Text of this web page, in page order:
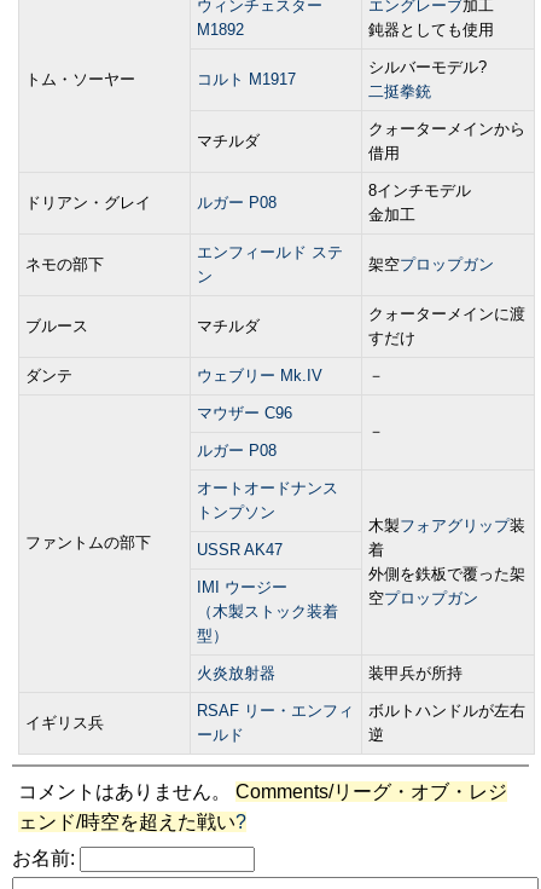
トム・ソーヤー
ウィンチェスター
M1892
エングレーブ加工
鈍器としても使用
コルト M1917
シルバーモデル?
二挺拳銃
マチルダ
クォーターメインから
借用
ドリアン・グレイ ルガー P08
8インチモデル
金加工
ネモの部下
エンフィールド ステ
ン
架空プロップガン
ブルース マチルダ
クォーターメインに渡
すだけ
ダンテ ウェブリー Mk.IV －
ファントムの部下
マウザー C96
－
ルガー P08
オートオードナンス
トンプソン
木製フォアグリップ装
着
外側を鉄板で覆った架
空プロップガン
USSR AK47
IMI ウージー
（木製ストック装着
型）
火炎放射器 装甲兵が所持
イギリス兵
RSAF リー・エンフィ
ールド
ボルトハンドルが左右
逆
コメントはありません。 Comments/リーグ・オブ・レジ
ェンド/時空を超えた戦い?
お名前: